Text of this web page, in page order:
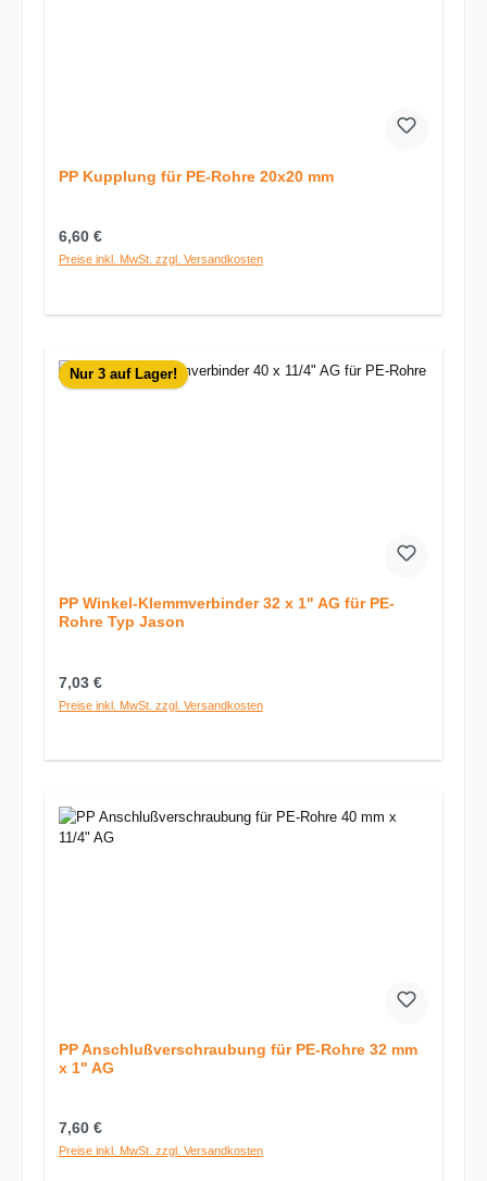
PP Kupplung für PE-Rohre 20x20 mm
Regulärer Preis:
6,60 €
Preise inkl. MwSt. zzgl. Versandkosten
Nur 3 auf Lager!
PP Winkel-Klemmverbinder 32 x 1" AG für PE-
Rohre Typ Jason
Regulärer Preis:
7,03 €
Preise inkl. MwSt. zzgl. Versandkosten
PP Anschlußverschraubung für PE-Rohre 32 mm
x 1" AG
Regulärer Preis:
7,60 €
Preise inkl. MwSt. zzgl. Versandkosten